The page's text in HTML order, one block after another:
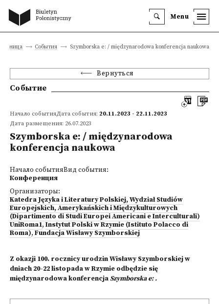
Menu
События Szymborska e: / międzynarodowa konferencja naukowa
Вернуться
Событие
Начало событияДата события: 20.11.2023 - 22.11.2023
Дата размещения: 26.07.2023
Szymborska e: / międzynarodowa
konferencja naukowa
Начало событияВид события:
Конференция
Организаторы:
Katedra Języka i Literatury Polskiej, Wydział Studiów
Europejskich, Amerykańskich i Międzykulturowych
(Dipartimento di Studi Europei Americani e Interculturali)
UniRoma1, Instytut Polski w Rzymie (Istituto Polacco di
Roma), Fundacja Wisławy Szymborskiej
Z okazji 100. rocznicy urodzin Wisławy Szymborskiej w
dniach 20-22 listopada w Rzymie odbędzie się
międzynarodowa konferencjaSzymborska e: .